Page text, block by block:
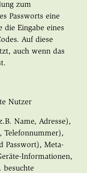
zum
Passworts eine
die Eingabe eines
Auf diese
auch wenn das
Nutzer
Name, Adresse),
Telefonnummer),
Passwort), Meta-
Informationen,
besuchte